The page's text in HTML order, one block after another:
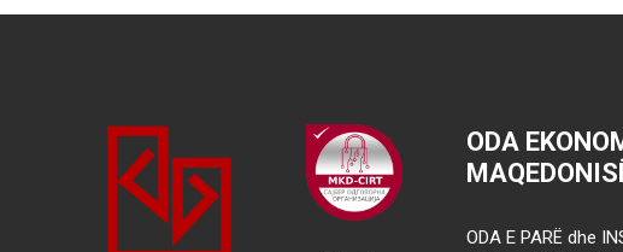
ODA
ODA E PARË dhe